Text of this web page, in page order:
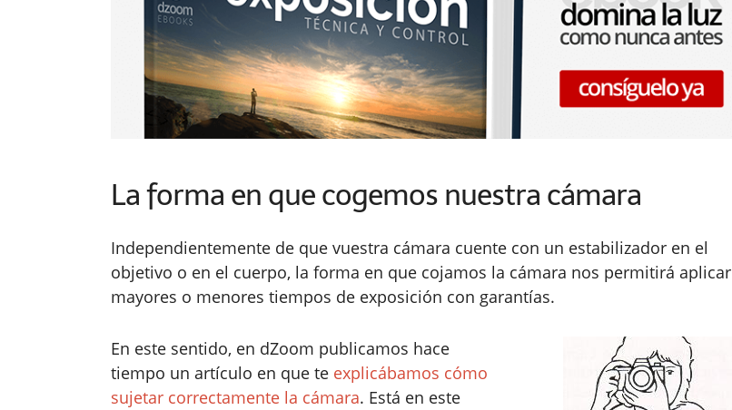
La forma en que cogemos nuestra cámara
Independientemente de que vuestra cámara cuente con un estabilizador en el
objetivo o en el cuerpo, la forma en que cojamos la cámara nos permitirá aplicar
mayores o menores tiempos de exposición con garantías.
En este sentido, en dZoom publicamos hace
tiempo un artículo en que te explicábamos cómo
sujetar correctamente la cámara. Está en este